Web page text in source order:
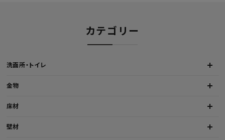
カテゴリー
洗面所・トイレ
金物
床材
壁材